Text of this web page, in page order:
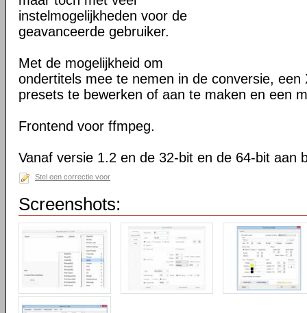
instelmogelijkheden voor de
geavanceerde gebruiker.
Met de mogelijkheid om
ondertitels mee te nemen in de conversie, een
presets te bewerken of aan te maken en een
Frontend voor ffmpeg.
Vanaf versie 1.2 en de 32-bit en de 64-bit aan
Stel een correctie voor
Screenshots: